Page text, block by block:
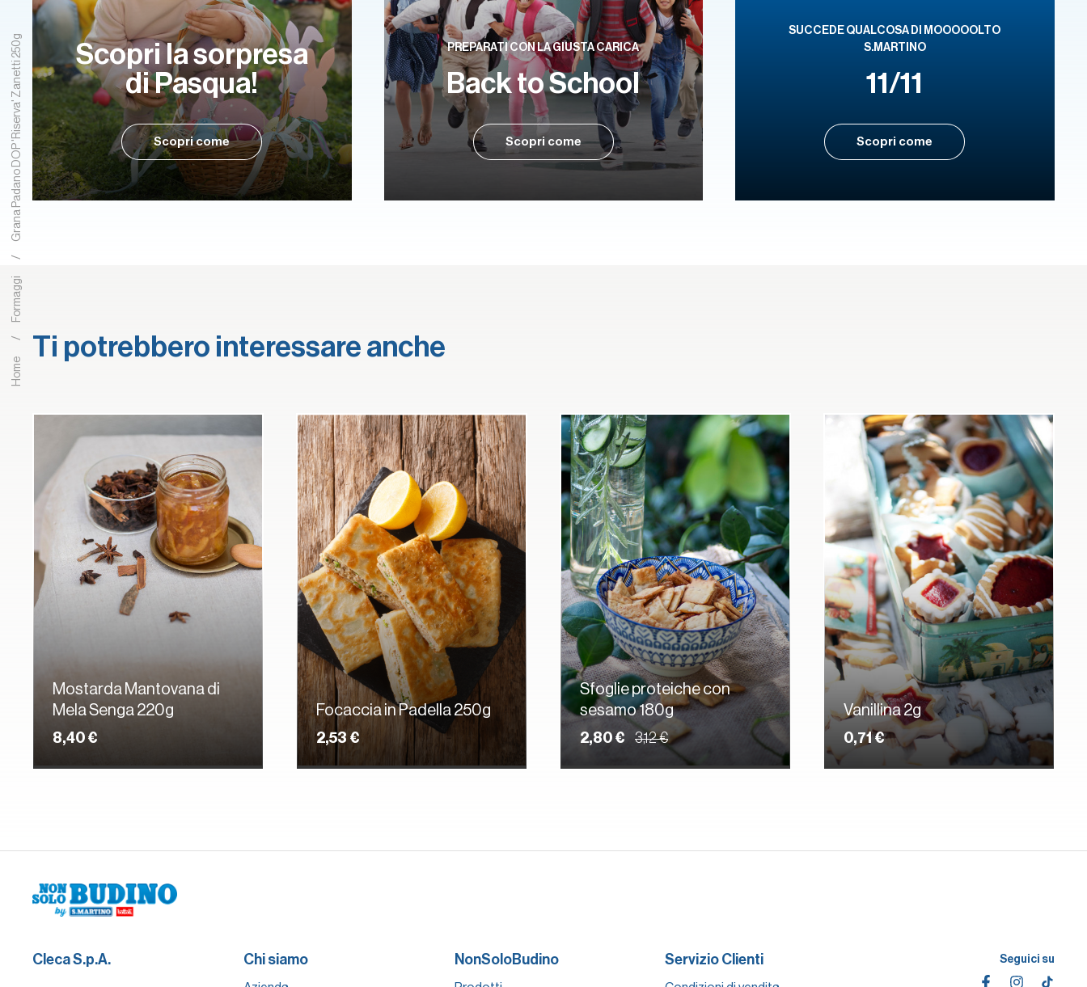
Home
Formaggi
Grana Padano DOP 'Riserva' Zanetti 250g
Scopri la sorpresa
di Pasqua!
Scopri come
PREPARATI CON LA GIUSTA CARICA
Back to School
Scopri come
SUCCEDE QUALCOSA DI MOOOOOLTO
S.MARTINO
11/11
Scopri come
Ti potrebbero interessare anche
Mostarda Mantovana di
Mela Senga 220g
8,40 €
Focaccia in Padella 250g
2,53 €
Sfoglie proteiche con
sesamo 180g
2,80 € 3,12 €
Vanillina 2g
0,71 €
Cleca S.p.A. Chi siamo NonSoloBudino Servizio Clienti Seguici su